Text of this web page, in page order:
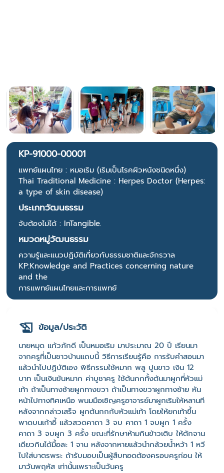
KP-91000-00001
แพทย์แผนไทย : หมอเริม (เริมเป็นโรคผิวหนังชนิดหนึ่ง)
Thai Traditional Medicine : Herpes Doctor (Herpes:
a type of skin disease)
ประเภทวัฒนธรรม
จับต้องไม่ได้ : InTangible.
หมวดหมู่วัฒนธรรม
ความรู้และแนวปฏิบัติเกี่ยวกับธรรมชาติและจักรวาล
KP:Knowledge and Practices concerning nature
and the
การแพทย์แผนไทยและการแพทย์
ข้อมูล/ประวัติ
นายหมุด แก้วภักดี เป็นหมอเริม มาประมาณ 20 ปี เรียนมา
จากครูที่เป็นชาวบ้านแถบนี้ วิธีการเรียนรู้คือ การรับคำสอนมา
แล้วนำไปปฏิบัติเอง พิธีกรรมใช้หมาก พลู ปูนขาว เงิน 12
บาท เป็นเงินขันหมาก ค่าบูชาครู ใช้ต้นกกทั้งต้นมาผูกที่หัวแม่
เท้า ถ้าเป็นทางซ้ายผูกทางขวา ถ้าเป็นทางขวาผูกทางซ้าย หัน
หน้าไปทางทิศเหนือ พนมมือเชิญครูอาจารย์มาผูกเริมให้หลานที
หลังจากกล่าวเสร็จ ผูกต้นกกกับหัวแม่เท้า โดยให้ยกเท้าขึ้น
พาดบนเก้าอี้ แล้วสวดคาถา 3 จบ คาถา 1 จบผูก 1 ครั้ง
คาถา 3 จบผูก 3 ครั้ง ขณะที่รักษาห้ามกินข้าวเติบ ให้ตักจาน
เดียวกินได้มื้อละ 1 จาน หลังจากหายแล้วนำกล้วยน้ำหว้า 1 หวี
ไปใส่บาตรพระ ถ้ารับมอบเป็นผู้สืบทอดต้องครอบครูก่อน ให้
มาวันพฤหัส เท่านั้นเพราะเป็นวันครู